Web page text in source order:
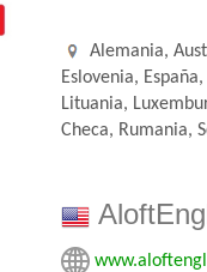
Alemania,
Eslovenia,
Lituania,
Checa, Rumania,